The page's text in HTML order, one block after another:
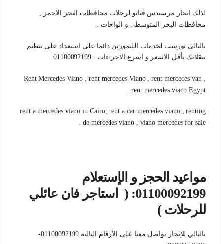
لذلك ايجار مرسيدس فيانو لرحلات محافظات البحر الاحمر ,
محافظات البحر المتوسط , و الواحات .
بالتالي تورست لخدمات الليموزين دائما على استعداد على تنظيم
تنقلاتك بأقل الاسعر و اسرع الاجراءات . 01100092199
Rent Mercedes Viano , rent mercedes Viano , rent mercedes van ,
rent mercedes viano Egypt.
rent a mercedes viano in Cairo, rent a car mercedes viano , renting
de mercedes viano , viano mercedes for sale .
مواعيد الحجز و الإستعلام
01100092199: ( استاجر فان عائلي
للرحلات )
بالتالي للإيجار تواصل معنا على الأرقام التاليه 01100092199-